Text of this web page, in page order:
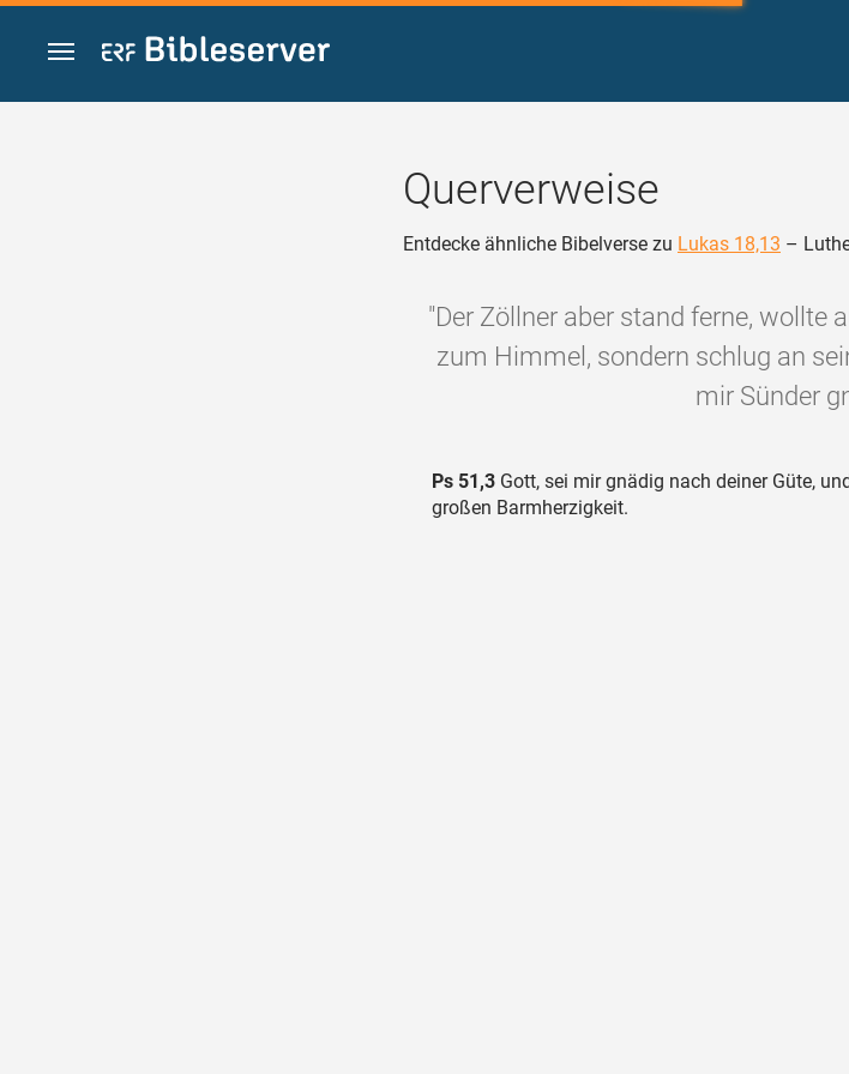
Zum Inhalt springen
Querverweise
Entdecke ähnliche Bibelverse zu Lukas 18,13 –
"Der Zöllner aber stand ferne, wollte
zum Himmel, sondern schlug an
mir Sünder
Ps 51,3 Gott, sei mir gnädig nach deiner Güte,
großen Barmherzigkeit.